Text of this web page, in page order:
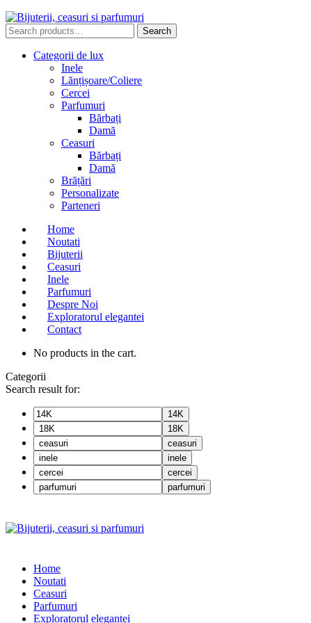
Search
for:
Search
Categorii de lux
Inele
Lănțișoare/Coliere
Cercei
Parfumuri
Bărbați
Damă
Ceasuri
Bărbați
Damă
Brățări
Personalizate
Parteneri
Home
Noutati
Bijuterii
Ceasuri
Inele
Parfumuri
Despre Noi
Exploratorul elegantei
Contact
No products in the cart.
Categorii
Search result for:
14K
18K
ceasuri
inele
cercei
parfumuri
Home
Noutati
Ceasuri
Parfumuri
Exploratorul eleganței